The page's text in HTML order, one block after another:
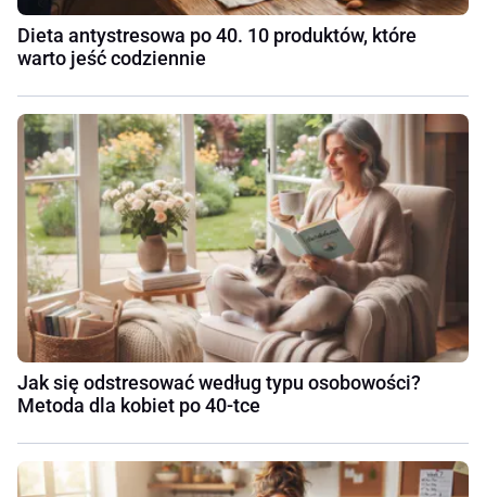
Dieta antystresowa po 40. 10 produktów, które
warto jeść codziennie
Jak się odstresować według typu osobowości?
Metoda dla kobiet po 40-tce